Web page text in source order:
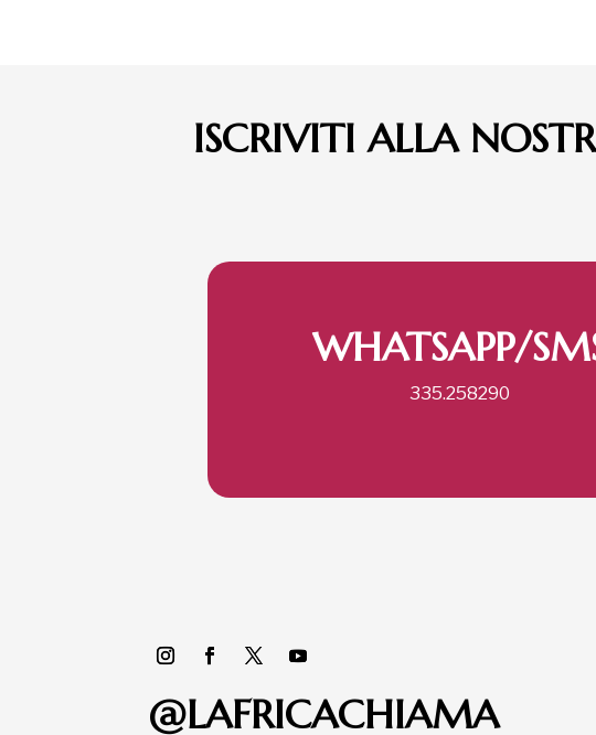
ISCRIVITI ALLA
WHATSAPP/
335.258290
@LAFRICACHIAMA